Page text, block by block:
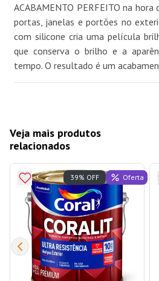
ACABAMENTO PERFEITO na
portas, janelas e portões no
com silicone cria uma película
que conserva o brilho e a
tempo. O resultado é um
Veja mais produtos
relacionados
39% OFF Oferta